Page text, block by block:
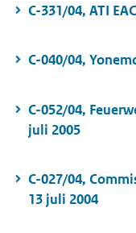
C-331/04, ATI
C-040/04,
C-052/04,
juli 2005
C-027/04,
13 juli 2004